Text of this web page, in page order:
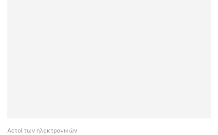
Αετοί των ηλεκτρονικών